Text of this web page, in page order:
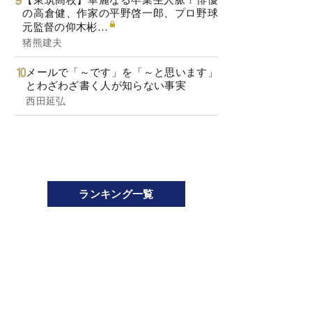
の高倉健、作家の平野啓一郎、プロ野球
元監督の仰木彬…
猪熊建夫
メールで「～です」を「～と思います」
とわざわざ書く人が知らない事実
西田延弘
ランキング一覧